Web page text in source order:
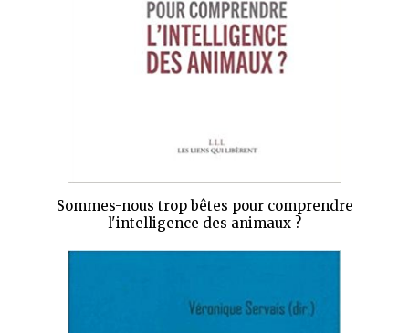
Sommes-nous trop bêtes pour comprendre
l'intelligence des animaux ?